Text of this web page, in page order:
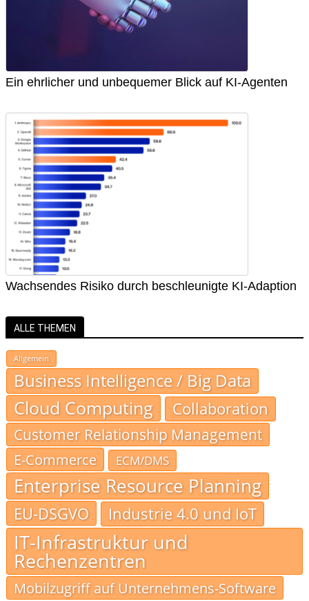
Ein ehrlicher und unbequemer Blick auf KI-Agenten
Wachsendes Risiko durch beschleunigte KI-Adaption
ALLE THEMEN
Allgemein
Business Intelligence / Big Data
Cloud Computing Collaboration
Customer Relationship Management
E-Commerce
ECM/DMS
Enterprise Resource Planning
EU-DSGVO Industrie 4.0 und IoT
IT-Infrastruktur und
Rechenzentren
Mobilzugriff auf Unternehmens-Software